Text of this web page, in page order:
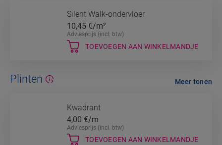
Silent Walk-ondervloer
10,45 €/m²
Adviesprijs (incl. btw)
TOEVOEGEN AAN WINKELMANDJE
Plinten
Kwadrant
4,00 €/m
Adviesprijs (incl. btw)
TOEVOEGEN AAN WINKELMANDJE
Meer tonen